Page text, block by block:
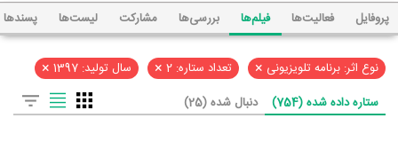
پروفایل فعالیت‌ها فیلم‌ها بررسی‌ها مشارکت لیست‌ها پسند‌ها
نوع اثر: برنامه تلویزیونی × تعداد ستاره: 2 × سال تولید: 1397 ×
ستاره داده شده (754) دنبال شده (25)